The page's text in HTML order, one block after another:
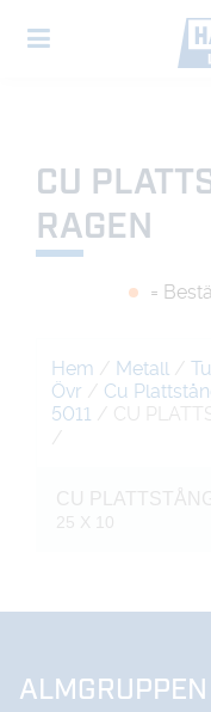
CU
RAGEN
=
Hem / Metall /
Övr / Cu
5011 / CU
/
CU
25 X 10
ALMGRUPPEN